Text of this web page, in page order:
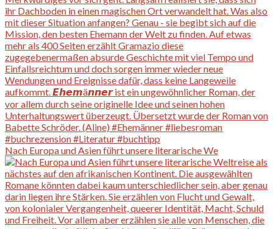
Nach Europa und Asien führt unsere literarische We